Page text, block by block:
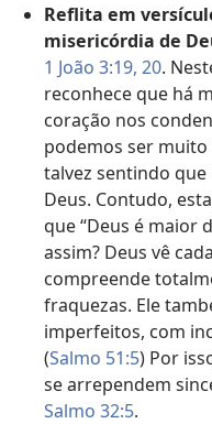
Reflita em
misericórdia de
1 João 3:19, 20.
reconhece que há
coração nos
podemos ser
talvez sentindo
Deus. Contudo,
que “Deus é maior
assim? Deus vê
compreende
fraquezas. Ele
imperfeitos, com
(Salmo 51:5) Por
se arrependem
Salmo 32:5.